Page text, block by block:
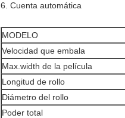
6. Cuenta automática
MODELO
Velocidad que embala
Max.width de la película
Longitud de rollo
Diámetro del rollo
Poder total